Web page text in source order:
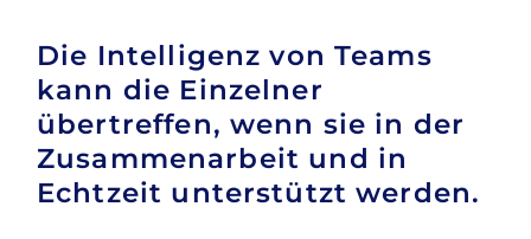
Die Intelligenz von Teams
kann die Einzelner
übertreffen, wenn sie in der
Zusammenarbeit und in
Echtzeit unterstützt werden.